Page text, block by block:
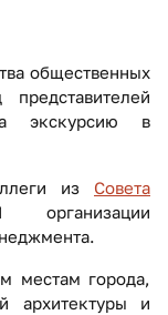
общественных
экскурсию в
из Совета
местам города,
архитектуры и